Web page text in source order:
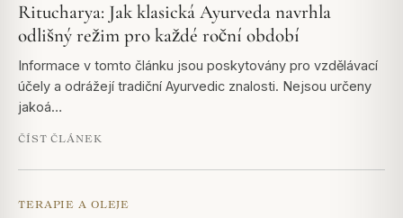
Ritucharya: Jak klasická Ayurveda navrhla
odlišný režim pro každé roční období
Informace v tomto článku jsou poskytovány pro vzdělávací
účely a odrážejí tradiční Ayurvedic znalosti. Nejsou určeny
jakoá…
ČÍST ČLÁNEK
TERAPIE A OLEJE